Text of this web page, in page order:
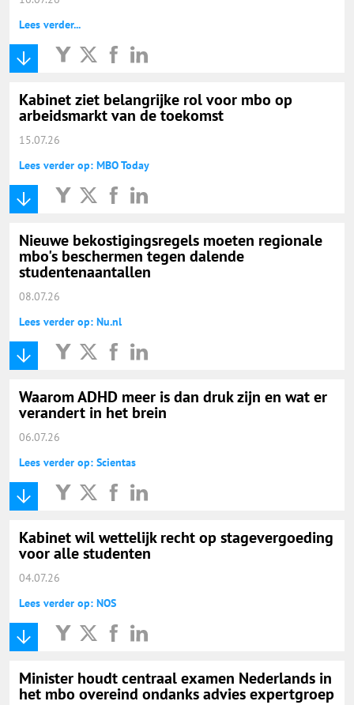
Lees verder...
Kabinet ziet belangrijke rol voor mbo op
arbeidsmarkt van de toekomst
15.07.26
Lees verder op: MBO Today
Nieuwe bekostigingsregels moeten regionale
mbo's beschermen tegen dalende
studentenaantallen
08.07.26
Lees verder op: Nu.nl
Waarom ADHD meer is dan druk zijn en wat er
verandert in het brein
06.07.26
Lees verder op: Scientas
Kabinet wil wettelijk recht op stagevergoeding
voor alle studenten
04.07.26
Lees verder op: NOS
Minister houdt centraal examen Nederlands in
het mbo overeind ondanks advies expertgroep